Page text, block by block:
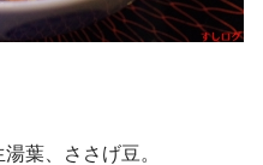
葉、ささげ豆。